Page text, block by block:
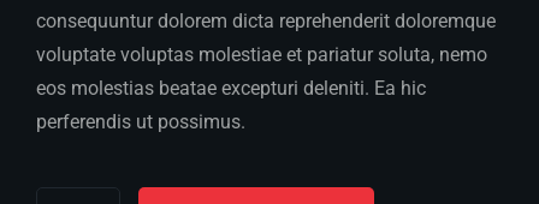
consequuntur dolorem dicta reprehenderit doloremque
voluptate voluptas molestiae et pariatur soluta, nemo
eos molestias beatae excepturi deleniti. Ea hic
perferendis ut possimus.